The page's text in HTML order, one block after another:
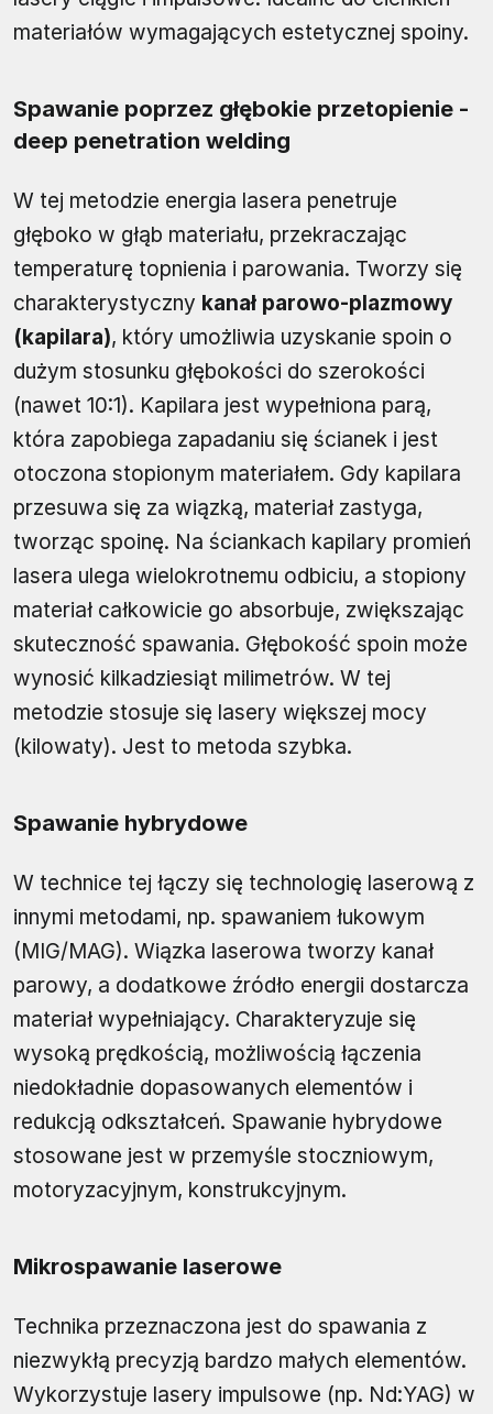
materiałów wymagających estetycznej spoiny.
Spawanie poprzez głębokie przetopienie -
deep penetration welding
W tej metodzie energia lasera penetruje
głęboko w głąb materiału, przekraczając
temperaturę topnienia i parowania. Tworzy się
charakterystyczny kanał parowo-plazmowy
(kapilara), który umożliwia uzyskanie spoin o
dużym stosunku głębokości do szerokości
(nawet 10:1). Kapilara jest wypełniona parą,
która zapobiega zapadaniu się ścianek i jest
otoczona stopionym materiałem. Gdy kapilara
przesuwa się za wiązką, materiał zastyga,
tworząc spoinę. Na ściankach kapilary promień
lasera ulega wielokrotnemu odbiciu, a stopiony
materiał całkowicie go absorbuje, zwiększając
skuteczność spawania. Głębokość spoin może
wynosić kilkadziesiąt milimetrów. W tej
metodzie stosuje się lasery większej mocy
(kilowaty). Jest to metoda szybka.
Spawanie hybrydowe
W technice tej łączy się technologię laserową z
innymi metodami, np. spawaniem łukowym
(MIG/MAG). Wiązka laserowa tworzy kanał
parowy, a dodatkowe źródło energii dostarcza
materiał wypełniający. Charakteryzuje się
wysoką prędkością, możliwością łączenia
niedokładnie dopasowanych elementów i
redukcją odkształceń. Spawanie hybrydowe
stosowane jest w przemyśle stoczniowym,
motoryzacyjnym, konstrukcyjnym.
Mikrospawanie laserowe
Technika przeznaczona jest do spawania z
niezwykłą precyzją bardzo małych elementów.
Wykorzystuje lasery impulsowe (np. Nd:YAG) w